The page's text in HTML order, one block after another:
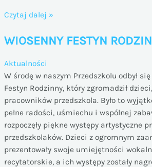
POŻEGNANIE
Czytaj dalej »
WIOSENNY FESTYN
Aktualności
W środę w naszym Przedszkolu odbył
Festyn Rodzinny, który zgromadził
pracowników przedszkola. Było to
pełne radości, uśmiechu i wspólnej
rozpoczęły piękne występy artystyczne
przedszkolaków. Dzieci z ogromnym
prezentowały swoje umiejętności
recytatorskie, a ich występy zostały